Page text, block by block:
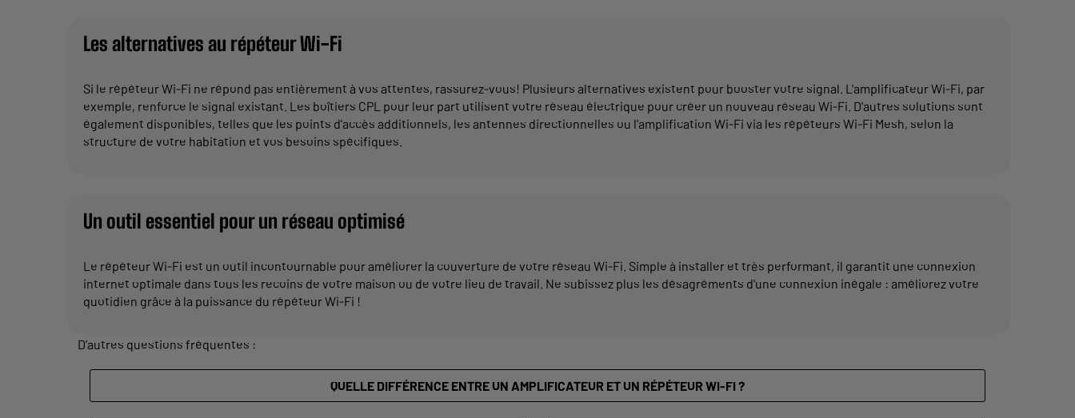
Les alternatives au répéteur Wi-Fi
Si le répéteur Wi-Fi ne répond pas entièrement à vos attentes, rassurez-vous! Plusieurs alternatives existent pour booster votre signal. L'amplificateur Wi-Fi, par
exemple, renforce le signal existant. Les boîtiers CPL pour leur part utilisent votre réseau électrique pour créer un nouveau réseau Wi-Fi. D'autres solutions sont
également disponibles, telles que les points d'accès additionnels, les antennes directionnelles ou l'amplification Wi-Fi via les répéteurs Wi-Fi Mesh, selon la
structure de votre habitation et vos besoins spécifiques.
Un outil essentiel pour un réseau optimisé
Le répéteur Wi-Fi est un outil incontournable pour améliorer la couverture de votre réseau Wi-Fi. Simple à installer et très performant, il garantit une connexion
internet optimale dans tous les recoins de votre maison ou de votre lieu de travail. Ne subissez plus les désagréments d'une connexion inégale : améliorez votre
quotidien grâce à la puissance du répéteur Wi-Fi !
D’autres questions fréquentes :
QUELLE DIFFÉRENCE ENTRE UN AMPLIFICATEUR ET UN RÉPÉTEUR WI-FI ?